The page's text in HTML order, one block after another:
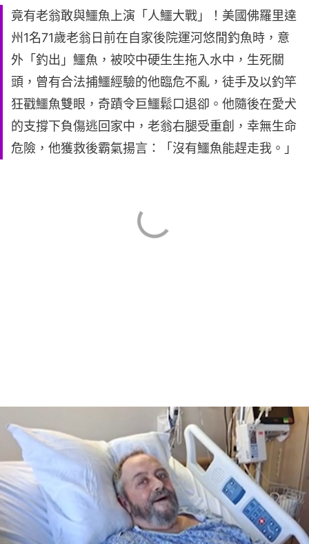
竟有老翁敢與鱷魚上演「人鱷大戰」！美國佛羅里達
州1名71歲老翁日前在自家後院運河悠閒釣魚時，意
外「釣出」鱷魚，被咬中硬生生拖入水中，生死關
頭，曾有合法捕鱷經驗的他臨危不亂，徒手及以釣竿
狂戳鱷魚雙眼，奇蹟令巨鱷鬆口退卻。他隨後在愛犬
的支撐下負傷逃回家中，老翁右腿受重創，幸無生命
危險，他獲救後霸氣揚言：「沒有鱷魚能趕走我。」